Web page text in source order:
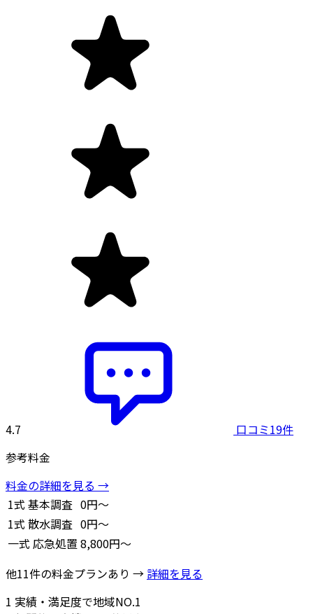
4.7
口コミ19件
参考料金
料金の詳細を見る →
1式 基本調査 0円～
1式 散水調査 0円～
一式 応急処置 8,800円～
他11件の料金プランあり → 詳細を見る
1 実績・満足度で地域NO.1